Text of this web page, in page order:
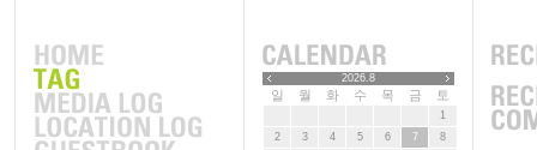
2026.8
일 월 화 수 목 금 토
1
2
3 4 5 6 7
8